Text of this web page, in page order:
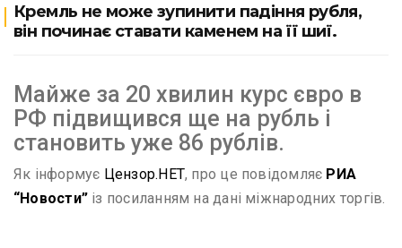
Кремль не може зупинити падіння рубля,
він починає ставати каменем на її шиї.
Майже за 20 хвилин курс євро в
РФ підвищився ще на рубль і
становить уже 86 рублів.
Як інформує Цензор.НЕТ, про це повідомляє РИА
“Новости” із посиланням на дані міжнародних торгів.